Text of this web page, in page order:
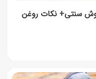
سنتی+ نکات روغن